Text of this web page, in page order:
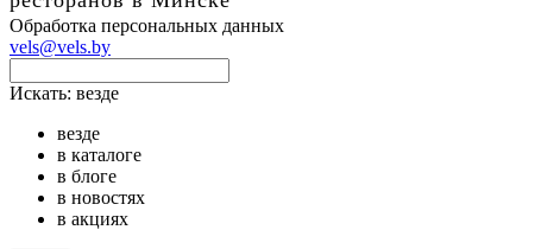
Обработка персональных данных
vels@vels.by
Искать: везде
везде
в каталоге
в блоге
в новостях
в акциях